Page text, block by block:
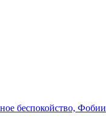
беспокойство, Фобии